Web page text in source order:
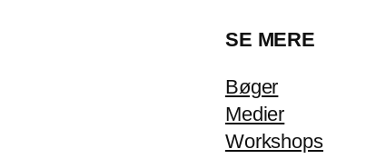
SE MERE
Bøger
Medier
Workshops